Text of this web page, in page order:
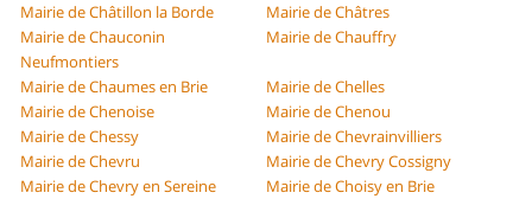
Mairie de Châtillon la Borde
Mairie de Châtres
Mairie de Chauconin
Neufmontiers
Mairie de Chauffry
Mairie de Chaumes en Brie
Mairie de Chelles
Mairie de Chenoise
Mairie de Chenou
Mairie de Chessy
Mairie de Chevrainvilliers
Mairie de Chevru
Mairie de Chevry Cossigny
Mairie de Chevry en Sereine
Mairie de Choisy en Brie